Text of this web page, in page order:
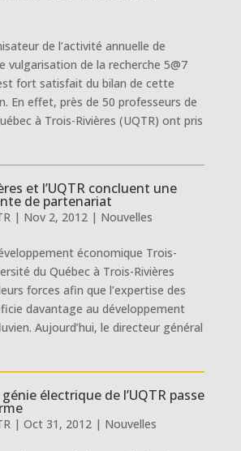
de l’activité annuelle de
vulgarisation de la recherche 5@7
fort satisfait du bilan de cette
En effet, près de 50 professeurs de
à Trois-Rivières (UQTR) ont pris
et l’UQTR concluent une
de partenariat
| Nov 2, 2012| Nouvelles
économique Trois-
du Québec à Trois-Rivières
forces afin que l’expertise des
davantage au développement
Aujourd’hui, le directeur général
électrique de l’UQTR passe
| Oct 31, 2012| Nouvelles